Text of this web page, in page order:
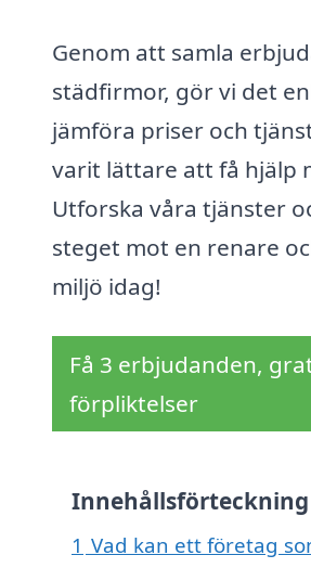
Genom att samla
städfirmor, gör vi det
jämföra priser och
varit lättare att få hjälp
Utforska våra tjänster
steget mot en renare
miljö idag!
Få 3 erbjudanden,
förpliktelser
Innehållsförteckning
1 Vad kan ett företag